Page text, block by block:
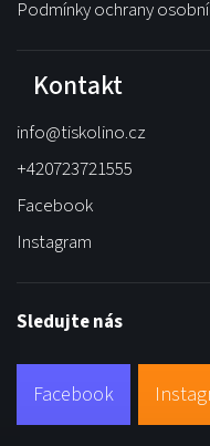
Podmínky ochrany
Kontakt
info@tiskolino.cz
+420723721555
Facebook
Instagram
Sledujte nás
Facebook